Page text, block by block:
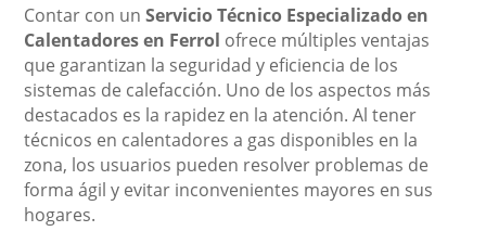
Contar con unServicio Técnico Especializado en
Calentadores en Ferrol ofrece múltiples ventajas
que garantizan la seguridad y eficiencia de los
sistemas de calefacción. Uno de los aspectos más
destacados es la rapidez en la atención. Al tener
técnicos en calentadores a gas disponibles en la
zona, los usuarios pueden resolver problemas de
forma ágil y evitar inconvenientes mayores en sus
hogares.